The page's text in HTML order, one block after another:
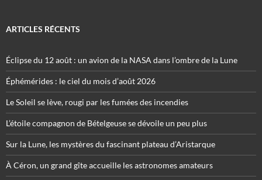
ARTICLES RÉCENTS
Éclipse du 12 août : un avion de la NASA dans l’ombre de la Lune
Éphémérides : le ciel du mois d’août 2026
Le Soleil se lève, rougi par les fumées des incendies
L’étoile compagnon de Bételgeuse se dévoile un peu plus
Sur la Lune, les mystères du fascinant plateau d’Aristarque
À Céron, un grand gîte accueille les astronomes amateurs